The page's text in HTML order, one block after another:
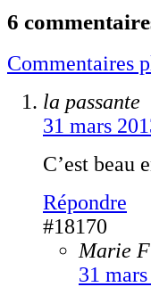
6
Commentaires
la passante
31 mars
C’est beau
Répondre
#18170
Marie
31